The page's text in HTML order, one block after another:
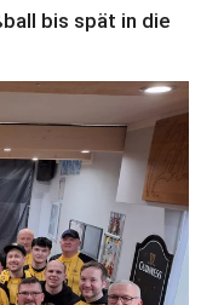
bis spät in die